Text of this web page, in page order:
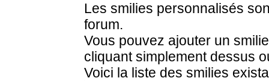
Les smilies personnalisés
forum.
Vous pouvez ajouter un
cliquant simplement dessus
Voici la liste des smilies